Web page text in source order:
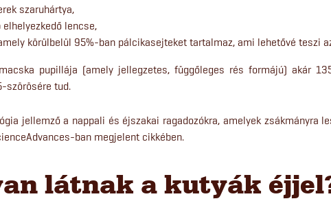
szaruhártya,
elhelyezkedő lencse,
körülbelül 95%-ban pálcikasejteket tartalmaz, ami lehetővé teszi
pupillája (amely jellegzetes, függőleges rés formájú) akár
szörösére tud.
jellemző a nappali és éjszakai ragadozókra, amelyek zsákmányra
ban megjelent cikkében.
látnak a kutyák